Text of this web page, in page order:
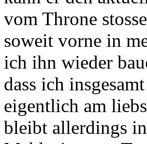
vom Throne
soweit vorne in
ich ihn wieder
dass ich
eigentlich am
bleibt allerdings